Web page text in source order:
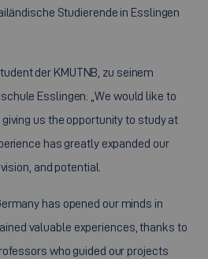
Studierende in Esslingen
der KMUTNB, zu seinem
Esslingen: „We would like to
us the opportunity to study at
has greatly expanded our
and potential.
has opened our minds in
valuable experiences, thanks to
who guided our projects